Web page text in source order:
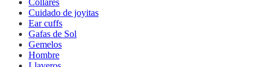
Collares
Cuidado de joyitas
Ear cuffs
Gafas de Sol
Gemelos
Hombre